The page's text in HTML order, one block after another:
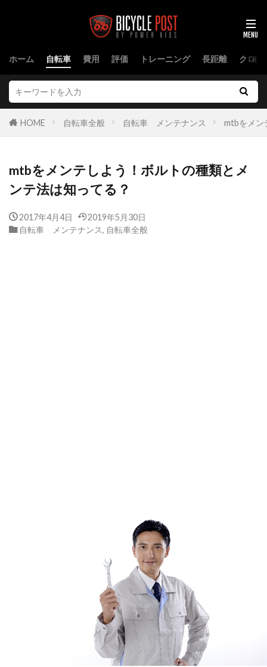
ホーム 自転車 費用 評価 トレーニング 長距離 クロス
HOME 自転車全般 自転車 メンテナンス mtbをメン
mtbをメンテしよう！ボルトの種類とメ
ンテ法は知ってる？
2017年4月4日
2019年5月30日
自転車 メンテナンス, 自転車全般